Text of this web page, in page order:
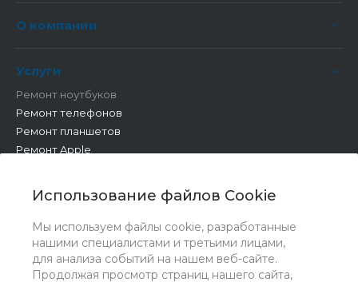
Использование файлов Cookie
Мы используем файлы cookie, разработанные
нашими специалистами и третьими лицами,
для анализа событий на нашем веб-сайте.
Продолжая просмотр страниц нашего сайта,
О компании
Услуги
Ремонт ноутбуков
Ремонт телефонов
Ремонт планшетов
Ремонт Apple